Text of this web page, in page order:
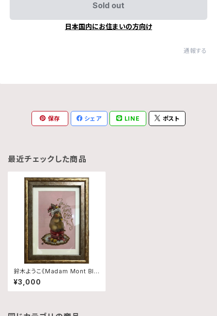
Sold out
日本国内にお住まいの方向け
通報する
保存 シェア LINE ポスト
最近チェックした商品
鈴木ようこ《Madam Mont Bla
nc》
¥3,000